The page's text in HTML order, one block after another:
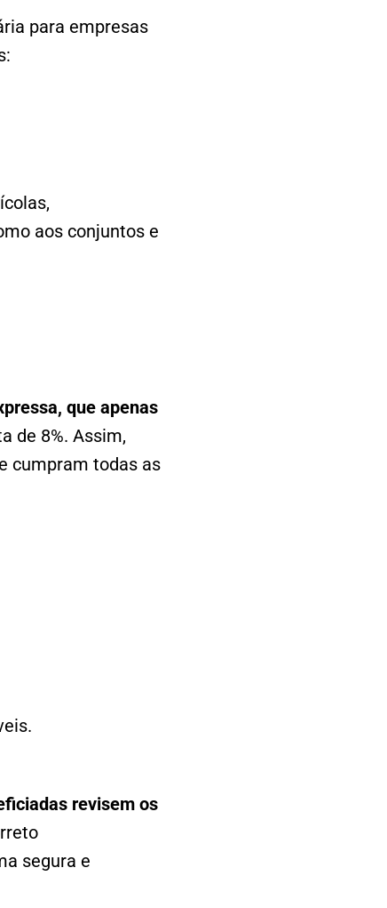
para empresas
aos conjuntos e
que apenas
de 8%. Assim,
cumpram todas as
revisem os
segura e